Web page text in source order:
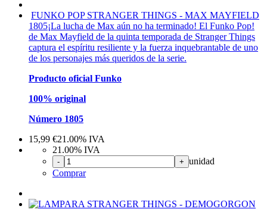
FUNKO POP STRANGER THINGS - MAX MAYFIELD
1805¡La lucha de Max aún no ha terminado! El Funko Pop!
de Max Mayfield de la quinta temporada de Stranger Things
captura el espíritu resiliente y la fuerza inquebrantable de uno
de los personajes más queridos de la serie.
Producto oficial Funko
100% original
Número 1805
15,99 €21.00% IVA
21.00% IVA
- + unidad
Comprar